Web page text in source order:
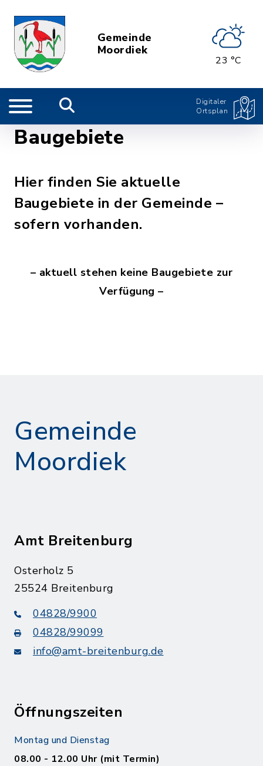
Gemeinde
Moordiek
23 °C
Digitaler
Ortsplan
Baugebiete
Hier finden Sie aktuelle
Baugebiete in der Gemeinde –
sofern vorhanden.
– aktuell stehen keine Baugebiete zur
Verfügung –
Gemeinde
Moordiek
Amt Breitenburg
Osterholz 5
25524 Breitenburg
04828/9900
04828/99099
info@amt-breitenburg.de
Öffnungszeiten
Montag und Dienstag
08.00 - 12.00 Uhr (mit Termin)